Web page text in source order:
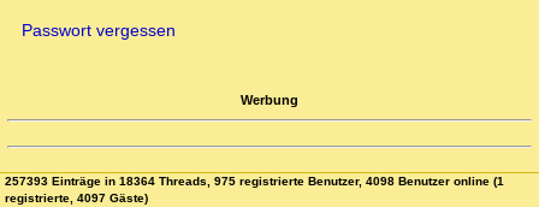
Passwort vergessen
Werbung
257393 Einträge in 18364 Threads, 975 registrierte Benutzer, 4098 Benutzer online (1
registrierte, 4097 Gäste)